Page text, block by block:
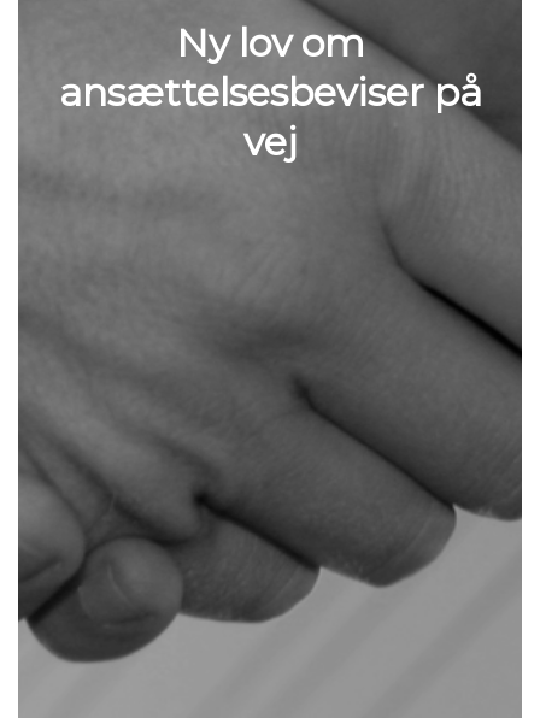
Ny lov om
ansættelsesbeviser på
vej